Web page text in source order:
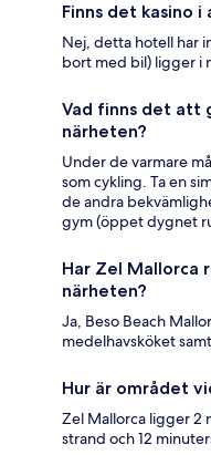
Finns det kasino
Nej, detta hotell har
bort med bil) ligger i
Vad finns det att
närheten?
Under de varmare
som cykling. Ta en
de andra
gym (öppet dygnet
Har Zel Mallorca
närheten?
Ja, Beso Beach
medelhavsköket
Hur är området
Zel Mallorca ligger 2
strand och 12